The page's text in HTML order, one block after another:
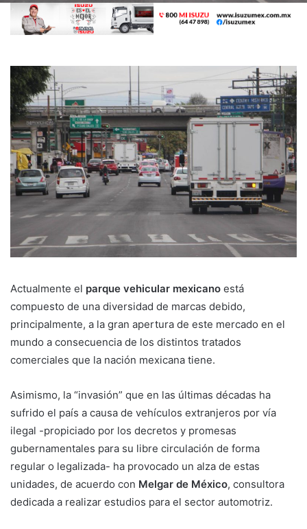
Actualmente el parque vehicular mexicano está
compuesto de una diversidad de marcas debido,
principalmente, a la gran apertura de este mercado en el
mundo a consecuencia de los distintos tratados
comerciales que la nación mexicana tiene.
Asimismo, la “invasión” que en las últimas décadas ha
sufrido el país a causa de vehículos extranjeros por vía
ilegal -propiciado por los decretos y promesas
gubernamentales para su libre circulación de forma
regular o legalizada- ha provocado un alza de estas
unidades, de acuerdo con Melgar de México, consultora
dedicada a realizar estudios para el sector automotriz.